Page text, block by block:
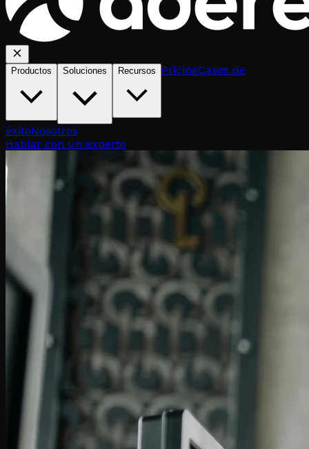
Productos Soluciones Recursos PricingCasos de
éxitoNosotros
Hablar con un experto